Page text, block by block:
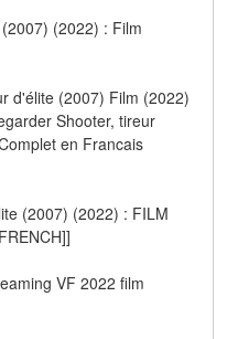
(2022) : Film
d'élite (2007) Film (2022)
Shooter, tireur
en Francais
(2007) (2022) : FILM
VF 2022 film